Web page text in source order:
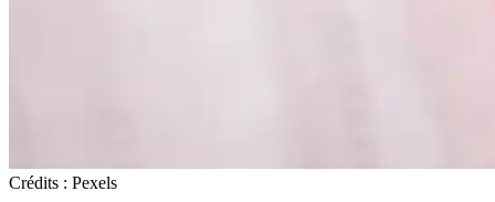
Crédits : Pexels